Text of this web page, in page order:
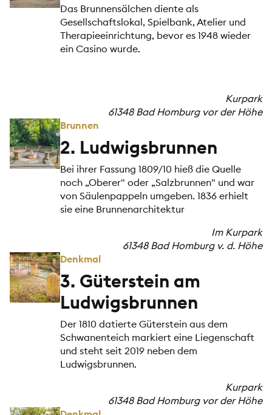
Das Brunnensälchen diente als
Gesellschaftslokal, Spielbank, Atelier und
Therapieeinrichtung, bevor es 1948 wieder
ein Casino wurde.
Kurpark
61348 Bad Homburg vor der Höhe
Brunnen
2. Ludwigsbrunnen
Bei ihrer Fassung 1809/10 hieß die Quelle
noch „Oberer" oder „Salzbrunnen" und war
von Säulenpappeln umgeben. 1836 erhielt
sie eine Brunnenarchitektur
Im Kurpark
61348 Bad Homburg v. d. Höhe
Denkmal
3. Güterstein am
Ludwigsbrunnen
Der 1810 datierte Güterstein aus dem
Schwanenteich markiert eine Liegenschaft
und steht seit 2019 neben dem
Ludwigsbrunnen.
Kurpark
61348 Bad Homburg vor der Höhe